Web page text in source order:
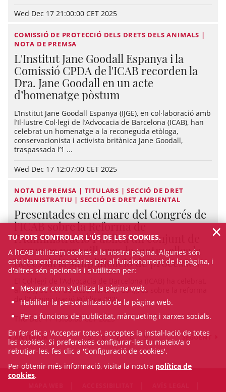
Wed Dec 17 21:00:00 CET 2025
COMISSIÓ DE PROTECCIÓ DELS DRETS DELS ANIMALS |
NOTA DE PREMSA
L'Institut Jane Goodall Espanya i la
Comissió CPDA de l'ICAB recorden la
Dra. Jane Goodall en un acte
d’homenatge pòstum
L’Institut Jane Goodall Espanya (IJGE), en col·laboració amb
l’Il·lustre Col·legi de l’Advocacia de Barcelona (ICAB), han
celebrat un homenatge a la reconeguda etòloga,
conservacionista i activista britànica Jane Goodall,
traspassada l’1 ...
Wed Dec 17 12:07:00 CET 2025
NOTA DE PREMSA | TITULARS | SECCIÓ DE DRET
ADMINISTRATIU | SECCIÓ DE DRET AMBIENTAL
Presentades en el marc del Congrés de
l’ICAB sobre la Reforma de
l’Administració Pública un conjunt de
mesures per millorar-la, entre elles la
necessària simplificació de processos
al llarg de l’11 de desembre, el ‘Congrés sobre la reforma
de l’Administració Pública 2025. ...
Thu Dec 11 19:00:00 CET 2025
ANTERIOR 5 6 7 8 9 SEGÜENT
TU POTS CONTROLAR L'ÚS DE LES COOKIES.
A l’ICAB utilitzem cookies a la nostra pàgina. Algunes són
estrictament necessàries per al funcionament de la pàgina, i
d'altres són opcionals i s'utilitzen per:
Mesurar com s'utilitza la pàgina web.
Habilitar la personalització de la pàgina web.
Per a funcions de publicitat, màrqueting i xarxes socials.
En fer clic a 'Acceptar totes', acceptes la instal·lació de totes
les cookies. Si prefereixes configurar-les tu mateix/a o
rebutjar-les, fes clic a 'Configuració de cookies'.
Per obtenir més informació, visita la nostra política de
cookies.
×